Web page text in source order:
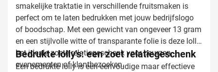
smakelijke traktatie in verschillende fruitsmaken is
perfect om te laten bedrukken met jouw bedrijfslogo
of boodschap. Met een gewicht van ongeveer 13 gram
en een stijlvolle witte of transparante folie is deze lolly
het ideale zoete relatiegeschenk voor beurzen,
evenementen of klantbezoeken.
Bedrukte lolly's: een zoet relatiegeschenk
Een bedrukte lolly is een eenvoudige maar effectieve